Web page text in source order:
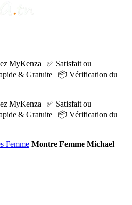
MyKenza | ✅ Satisfait ou
& Gratuite | 📦 Vérification du
MyKenza | ✅ Satisfait ou
& Gratuite | 📦 Vérification du
Femme Montre Femme Michael